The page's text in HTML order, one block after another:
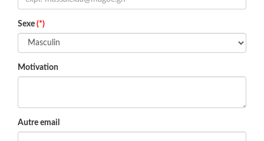
Sexe (*)
Motivation
Autre email